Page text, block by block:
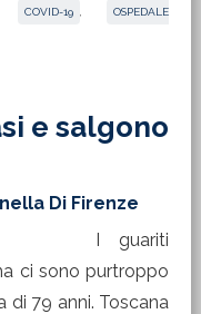
COVID-19 OSPEDALE
e salgono
Di Firenze
I guariti
ci sono purtroppo
di 79 anni. Toscana